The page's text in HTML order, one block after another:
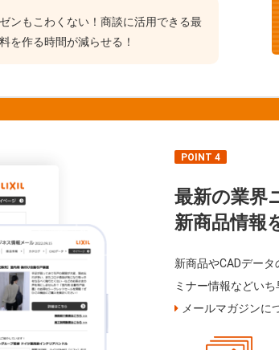
ンもこわくない！商談に活用できる最
を作る時間が減らせる！
POINT 4
最新の業界
新商品情報
新商品やCADデー
ミナー情報などいち
メールマガジンに